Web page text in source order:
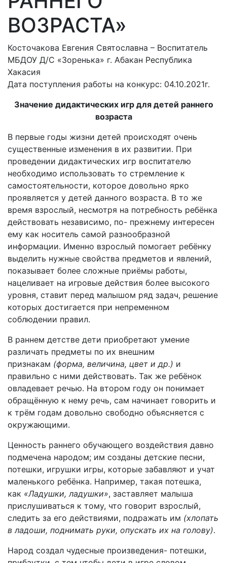
ВОЗРАСТА»
Косточакова Евгения Святославна – Воспитатель
МБДОУ Д/С «Зоренька» г. Абакан Республика
Хакасия
Дата поступления работы на конкурс: 04.10.2021г.
Значение дидактических игр для детей раннего
возраста
В первые годы жизни детей происходят очень
существенные изменения в их развитии. При
проведении дидактических игр воспитателю
необходимо использовать то стремление к
самостоятельности, которое довольно ярко
проявляется у детей данного возраста. В то же
время взрослый, несмотря на потребность ребёнка
действовать независимо, по- прежнему интересен
ему как носитель самой разнообразной
информации. Именно взрослый помогает ребёнку
выделить нужные свойства предметов и явлений,
показывает более сложные приёмы работы,
нацеливает на игровые действия более высокого
уровня, ставит перед малышом ряд задач, решение
которых достигается при непременном
соблюдении правил.
В раннем детстве дети приобретают умение
различать предметы по их внешним
признакам (форма, величина, цвет и др.) и
правильно с ними действовать. Так же ребёнок
овладевает речью. На втором году он понимает
обращённую к нему речь, сам начинает говорить и
к трём годам довольно свободно объясняется с
окружающими.
Ценность раннего обучающего воздействия давно
подмечена народом; им созданы детские песни,
потешки, игрушки игры, которые забавляют и учат
маленького ребёнка. Например, такая потешка,
как «Ладушки, ладушки», заставляет малыша
прислушиваться к тому, что говорит взрослый,
следить за его действиями, подражать им (хлопать
в ладоши, поднимать руки, опускать их на голову).
Народ создал чудесные произведения- потешки,